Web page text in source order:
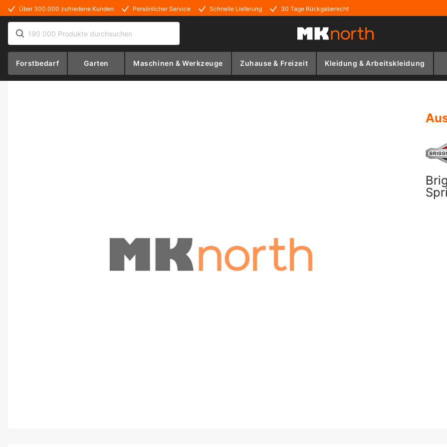
Über 300.000 zufriedene Kunden Persönlicher Service Schnelle Lieferung 30 Tage Rückgaberecht
Forstbedarf Garten Maschinen & Werkzeuge Zuhause & Freizeit Kleidung & Arbeitskleidung